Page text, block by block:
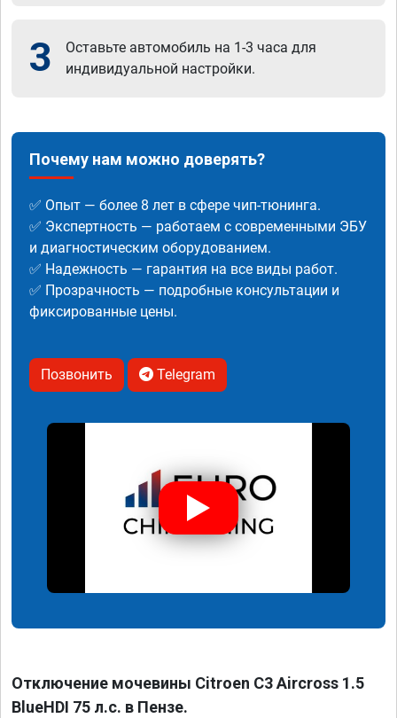
3
Оставьте автомобиль на 1-3 часа для
индивидуальной настройки.
Почему нам можно доверять?
✅ Опыт — более 8 лет в сфере чип-тюнинга.
✅ Экспертность — работаем с современными ЭБУ
и диагностическим оборудованием.
✅ Надежность — гарантия на все виды работ.
✅ Прозрачность — подробные консультации и
фиксированные цены.
Позвонить Telegram
Отключение мочевины Citroen C3 Aircross 1.5
BlueHDI 75 л.с. в Пензе.